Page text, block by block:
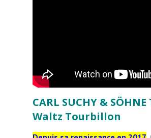
CARL SUCHY &
Waltz Tourbillon